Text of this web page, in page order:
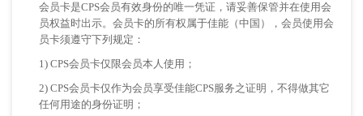
会员卡是CPS会员有效身份的唯一凭证，请妥善保管并在使用会
员权益时出示。会员卡的所有权属于佳能（中国），会员使用会
员卡须遵守下列规定：
1) CPS会员卡仅限会员本人使用；
2) CPS会员卡仅作为会员享受佳能CPS服务之证明，不得做其它
任何用途的身份证明；